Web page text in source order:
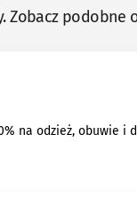
Zobacz podobne
na odzież, obuwie i